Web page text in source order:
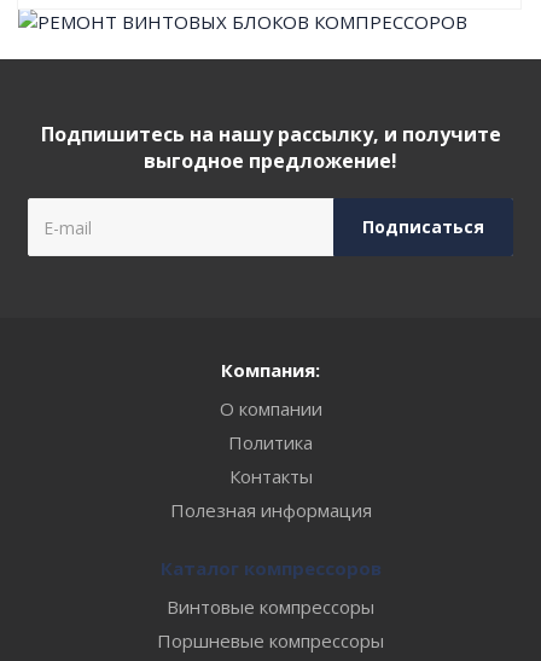
Подпишитесь на нашу рассылку, и получите
выгодное предложение!
Компания:
О компании
Политика
Контакты
Полезная информация
Каталог компрессоров
Винтовые компрессоры
Поршневые компрессоры